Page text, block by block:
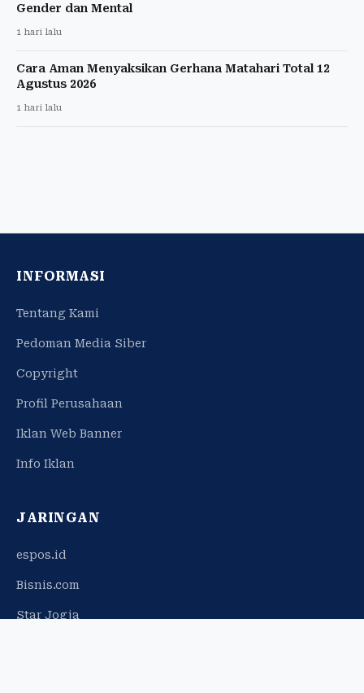
Gender dan Mental
1 hari lalu
Cara Aman Menyaksikan Gerhana Matahari Total 12
Agustus 2026
1 hari lalu
INFORMASI
Tentang Kami
Pedoman Media Siber
Copyright
Profil Perusahaan
Iklan Web Banner
Info Iklan
JARINGAN
espos.id
Bisnis.com
Star Jogja